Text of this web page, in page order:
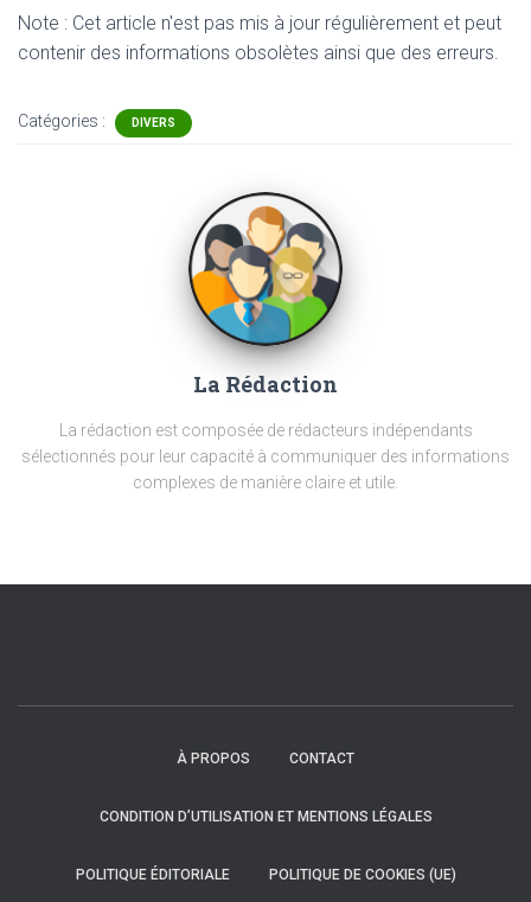
Note : Cet article n'est pas mis à jour régulièrement et peut
contenir des informations obsolètes ainsi que des erreurs.
Catégories : DIVERS
La Rédaction
La rédaction est composée de rédacteurs indépendants
sélectionnés pour leur capacité à communiquer des informations
complexes de manière claire et utile.
À PROPOS CONTACT
CONDITION D’UTILISATION ET MENTIONS LÉGALES
POLITIQUE ÉDITORIALE POLITIQUE DE COOKIES (UE)